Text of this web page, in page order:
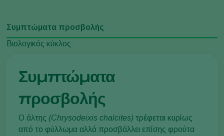
Συμπτώματα προσβολής
Βιολογικός κύκλος
Συμπτώματα
προσβολής
Ο άλτης (Chrysodeixis chalcites) τρέφεται κυρίως
από το φύλλωμα αλλά προσβάλλει επίσης φρούτα